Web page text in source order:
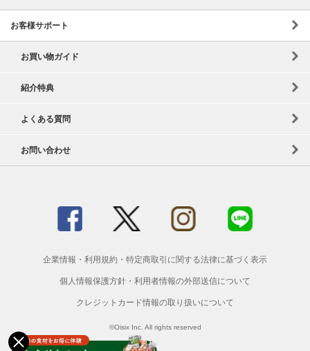
お客様サポート
お買い物ガイド
紹介特典
よくある質問
お問い合わせ
企業情報 ・ 利用規約 ・ 特定商取引に関する法律に基づく表示
個人情報保護方針 ・ 利用者情報の外部送信について
クレジットカード情報の取り扱いについて
©Oisix Inc. All rights reserved